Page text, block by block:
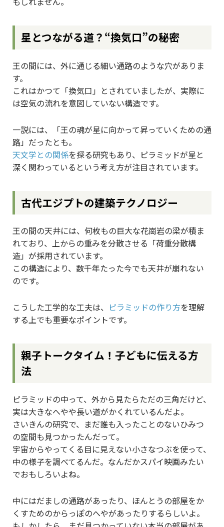
星とつながる道？“換気口”の秘密
王の間には、外に通じる細い通路のような穴がありま
す。
これはかつて「換気口」とされていましたが、実際に
は空気の流れを意図していない構造です。
一説には、「王の魂が星に向かって昇っていくための通
路」だったとも。
天文学との関係を探る研究もあり、ピラミッドが星と
深く関わっているという考え方が注目されています。
古代エジプトの建築テクノロジー
王の間の天井には、何枚もの巨大な花崗岩の梁が積ま
れており、上からの重みを分散させる「荷重分散構
造」が採用されています。
この構造により、数千年たった今でも天井が崩れない
のです。
こうした工学的な工夫は、 ピラミッドの作り方を理解
する上でも重要なポイントです。
親子トークタイム！子どもに伝える方
法
ピラミッドの中って、外から見たらただの三角だけど、
実は大きなへやや長い道がかくれているんだよ。
さいきんの研究で、まだ誰も入ったことのないひみつ
の空間も見つかったんだって。
宇宙からやってくる目に見えない小さなつぶを使って、
中の様子を調べてるんだ。なんだかスパイ映画みたい
でおもしろいよね。
中にはだましの通路があったり、ほんとうの部屋をか
くすためのからっぽのへやがあったりするらしいよ。